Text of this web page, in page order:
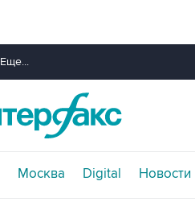
Еще...
Москва Digital Новости